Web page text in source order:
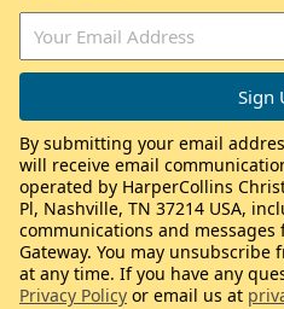
By submitting your email
will receive email
operated by HarperCollins
Pl, Nashville, TN 37214 USA,
communications and
Gateway. You may unsubscribe
at any time. If you have any
Privacy Policy or email us at